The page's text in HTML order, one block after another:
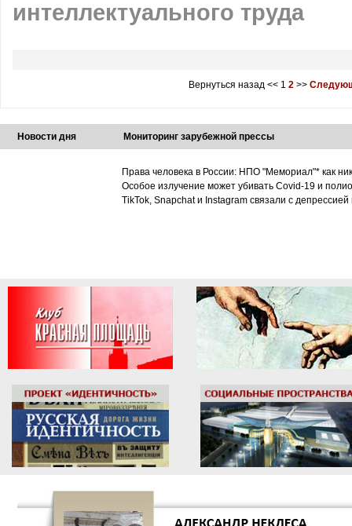
интеллектуального труда
Вернуться назад<< 1 2>>
Новости дня Мониторинг зарубежной прессы
Права человека в России: НПО "Мемориал"* как
Особое излучение может убивать Covid-19 и
TikTok, Snapchat и Instagram связали с